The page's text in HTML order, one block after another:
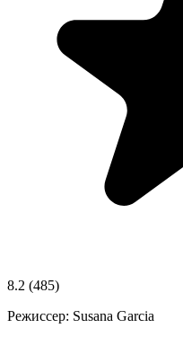
8.2 (485)
Режиссер: Susana Garcia